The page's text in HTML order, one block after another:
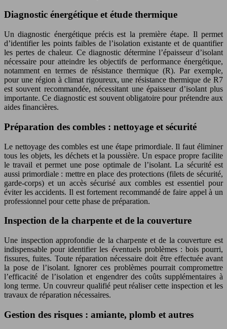
Diagnostic énergétique et étude thermique
Un diagnostic énergétique précis est la première étape. Il permet
d’identifier les points faibles de l’isolation existante et de quantifier
les pertes de chaleur. Ce diagnostic détermine l’épaisseur d’isolant
nécessaire pour atteindre les objectifs de performance énergétique,
notamment en termes de résistance thermique (R). Par exemple,
pour une région à climat rigoureux, une résistance thermique de R7
est souvent recommandée, nécessitant une épaisseur d’isolant plus
importante. Ce diagnostic est souvent obligatoire pour prétendre aux
aides financières.
Préparation des combles : nettoyage et sécurité
Le nettoyage des combles est une étape primordiale. Il faut éliminer
tous les objets, les déchets et la poussière. Un espace propre facilite
le travail et permet une pose optimale de l’isolant. La sécurité est
aussi primordiale : mettre en place des protections (filets de sécurité,
garde-corps) et un accès sécurisé aux combles est essentiel pour
éviter les accidents. Il est fortement recommandé de faire appel à un
professionnel pour cette phase de préparation.
Inspection de la charpente et de la couverture
Une inspection approfondie de la charpente et de la couverture est
indispensable pour identifier les éventuels problèmes : bois pourri,
fissures, fuites. Toute réparation nécessaire doit être effectuée avant
la pose de l’isolant. Ignorer ces problèmes pourrait compromettre
l’efficacité de l’isolation et engendrer des coûts supplémentaires à
long terme. Un couvreur qualifié peut réaliser cette inspection et les
travaux de réparation nécessaires.
Gestion des risques : amiante, plomb et autres